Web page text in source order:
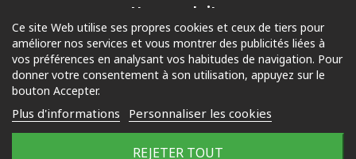
Nos produits
Piscine
Jardin
Outdoor
Ce site Web utilise ses propres cookies et ceux de tiers pour
améliorer nos services et vous montrer des publicités liées à
vos préférences en analysant vos habitudes de navigation. Pour
donner votre consentement à son utilisation, appuyez sur le
bouton Accepter.
Plus d'informations Personnaliser les cookies
REJETER TOUT